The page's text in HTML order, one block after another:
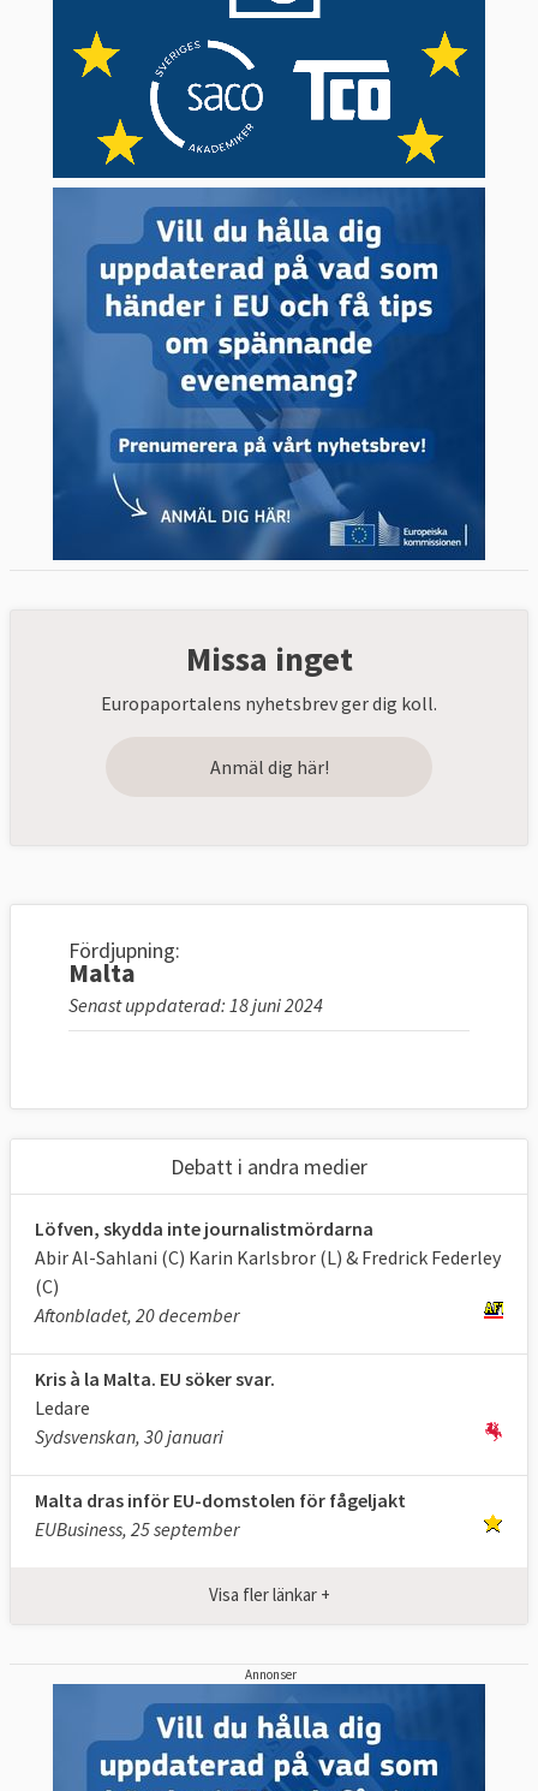
Missa inget
Europaportalens nyhetsbrev ger dig koll.
Anmäl dig här!
Fördjupning:
Malta
Senast uppdaterad: 18 juni 2024
Debatt i andra medier
Löfven, skydda inte journalistmördarna
Abir Al-Sahlani (C) Karin Karlsbror (L) & Fredrick Federley
(C)
Aftonbladet, 20 december
Kris à la Malta. EU söker svar.
Ledare
Sydsvenskan, 30 januari
Malta dras inför EU-domstolen för fågeljakt
EUBusiness, 25 september
Visa fler länkar +
Annonser